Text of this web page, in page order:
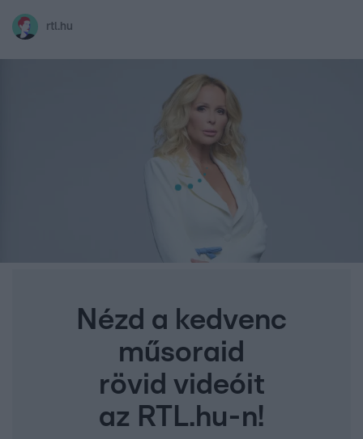
rtl.hu
Nézd a kedvenc
műsoraid
rövid videóit
az RTL.hu-n!